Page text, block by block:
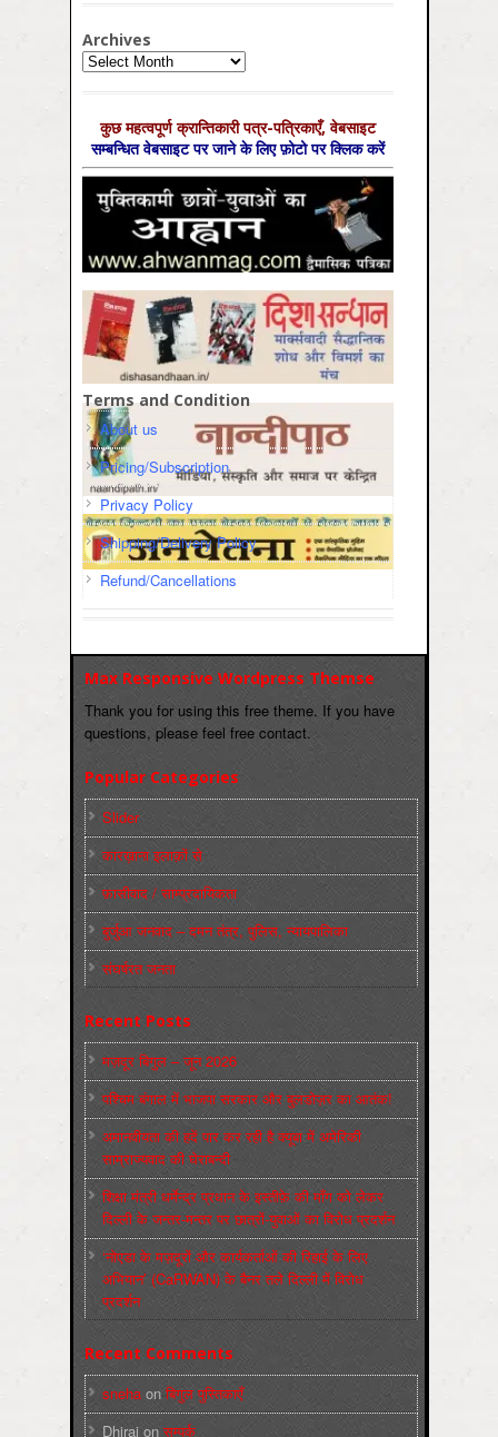
Archives
Archives
कुछ महत्‍वपूर्ण क्रान्तिकारी पत्र-पत्रिकाएँ, वेबसाइट
सम्‍बन्धित वेबसाइट पर जाने के लिए फ़ोटो पर क्लिक करें
Terms and Condition
About us
Pricing/Subscription
Privacy Policy
Shipping/Delivery Policy
Refund/Cancellations
Max Responsive Wordpress Themse
Thank you for using this free theme. If you have
questions, please feel free contact.
Popular Categories
Slider
कारख़ाना इलाक़ों से
फ़ासीवाद / साम्‍प्रदायिकता
बुर्जुआ जनवाद – दमन तंत्र, पुलिस, न्‍यायपालिका
संघर्षरत जनता
Recent Posts
मज़दूर बिगुल – जून 2026
पश्चिम बंगाल में भाजपा सरकार और बुलडोज़र का आतंक!
अमानवीयता की हदें पार कर रही है क्यूबा में अमेरिकी
साम्राज्यवाद की घेराबन्दी
शिक्षा मंत्री धर्मेन्द्र प्रधान के इस्तीफ़े की माँग को लेकर
दिल्ली के जन्तर-मन्तर पर छात्रों-युवाओं का विरोध प्रदर्शन
‘नोएडा के मज़दूरों और कार्यकर्ताओं की रिहाई के लिए
अभियान’ (CaRWAN) के बैनर तले दिल्ली में विरोध
प्रदर्शन
Recent Comments
sneha on बिगुल पुस्तिकाएँ
Dhiraj on सम्पर्क